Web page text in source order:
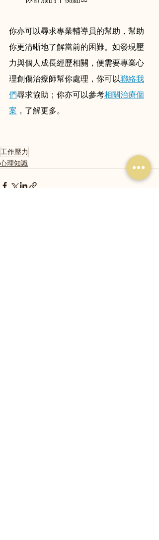
你亦可以尋求專業輔導員的幫助，幫助
你更清晰地了解當前的困難。如發現壓
力與個人成長經歷相關，便需要專業心
理創傷治療師幫你處理，你可以聯絡我
們尋求協助；你亦可以參考相關治療個
案 ，了解更多。
工作壓力
心理知識